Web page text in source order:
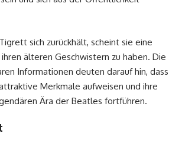
sich zurückhält, scheint sie eine
älteren Geschwistern zu haben. Die
Informationen deuten darauf hin, dass
Merkmale aufweisen und ihre
Ära der Beatles fortführen.